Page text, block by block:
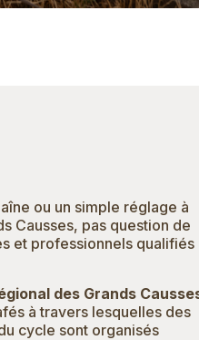
ou un simple réglage à
Causses, pas question de
et professionnels qualifiés
des Grands
à travers lesquelles des
cycle sont organisés